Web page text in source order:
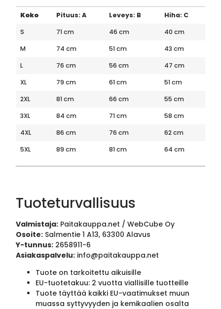
Koko Pituus: A Leveys: B
Hiha: C
S
71 cm 46 cm
40 cm
M
74 cm 51 cm
43 cm
L
76 cm 56 cm
47 cm
XL
79 cm 61 cm
51 cm
2XL
81 cm 66 cm
55 cm
3XL
84 cm 71 cm
58 cm
4XL
86 cm 76 cm
62 cm
5XL
89 cm 81 cm 64 cm
Tuoteturvallisuus
Valmistaja: Paitakauppa.net / WebCube Oy
Osoite: Salmentie 1 A13, 63300 Alavus
Y-tunnus: 2658911-6
Asiakaspalvelu: info@paitakauppa.net
Tuote on tarkoitettu aikuisille
EU-tuotetakuu: 2 vuotta viallisille tuotteille
Tuote täyttää kaikki EU-vaatimukset muun
muassa syttyvyyden ja kemikaalien osalta